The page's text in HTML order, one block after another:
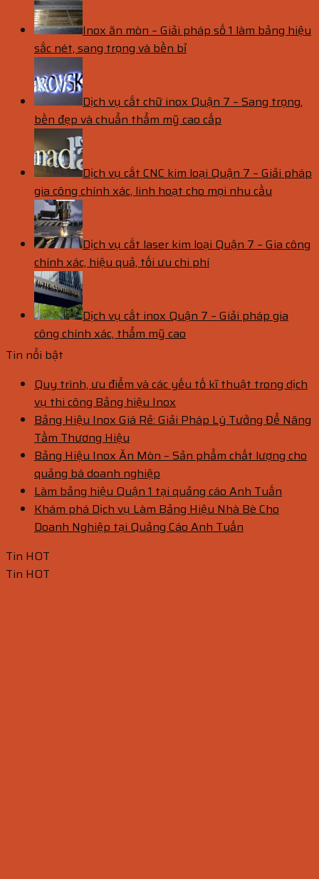
Inox ăn mòn – Giải pháp số 1 làm bảng hiệu
sắc nét, sang trọng và bền bỉ
Dịch vụ cắt chữ inox Quận 7 – Sang trọng,
bền đẹp và chuẩn thẩm mỹ cao cấp
Dịch vụ cắt CNC kim loại Quận 7 – Giải pháp
gia công chính xác, linh hoạt cho mọi nhu cầu
Dịch vụ cắt laser kim loại Quận 7 – Gia công
chính xác, hiệu quả, tối ưu chi phí
Dịch vụ cắt inox Quận 7 – Giải pháp gia
công chính xác, thẩm mỹ cao
Tin nổi bật
Quy trình, ưu điểm và các yếu tố kĩ thuật trong dịch
vụ thi công Bảng hiệu Inox
Bảng Hiệu Inox Giá Rẻ: Giải Pháp Lý Tưởng Để Nâng
Tầm Thương Hiệu
Bảng Hiệu Inox Ăn Mòn – Sản phẩm chất lượng cho
quảng bá doanh nghiệp
Làm bảng hiệu Quận 1 tại quảng cáo Anh Tuấn
Khám phá Dịch vụ Làm Bảng Hiệu Nhà Bè Cho
Doanh Nghiệp tại Quảng Cáo Anh Tuấn
Tin HOT
Tin HOT